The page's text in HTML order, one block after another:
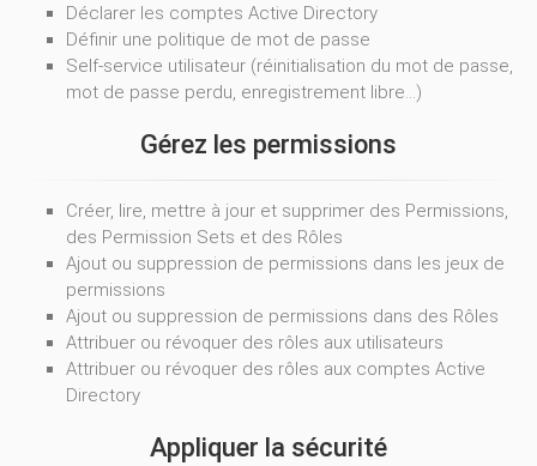
Déclarer les comptes Active Directory
Définir une politique de mot de passe
Self-service utilisateur (réinitialisation du mot de passe,
mot de passe perdu, enregistrement libre...)
Gérez les permissions
Créer, lire, mettre à jour et supprimer des Permissions,
des Permission Sets et des Rôles
Ajout ou suppression de permissions dans les jeux de
permissions
Ajout ou suppression de permissions dans des Rôles
Attribuer ou révoquer des rôles aux utilisateurs
Attribuer ou révoquer des rôles aux comptes Active
Directory
Appliquer la sécurité